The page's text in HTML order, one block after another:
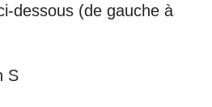
dessous (de gauche à
S